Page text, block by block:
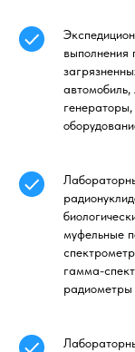
выполнения
автомобиль,
муфельные
гамма-
радиометры